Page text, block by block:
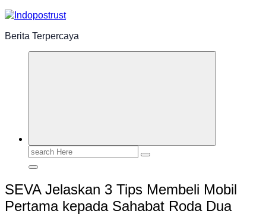
Berita Terpercaya
Search
SEVA Jelaskan 3 Tips Membeli Mobil
Pertama kepada Sahabat Roda Dua